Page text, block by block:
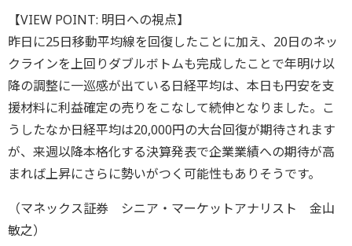
【VIEW POINT: 明日への視点】
昨日に25日移動平均線を回復したことに加え、20日のネッ
クラインを上回りダブルボトムも完成したことで年明け以
降の調整に一巡感が出ている日経平均は、本日も円安を支
援材料に利益確定の売りをこなして続伸となりました。こ
うしたなか日経平均は20,000円の大台回復が期待されます
が、来週以降本格化する決算発表で企業業績への期待が高
まれば上昇にさらに勢いがつく可能性もありそうです。
（マネックス証券 シニア・マーケットアナリスト 金山
敏之）